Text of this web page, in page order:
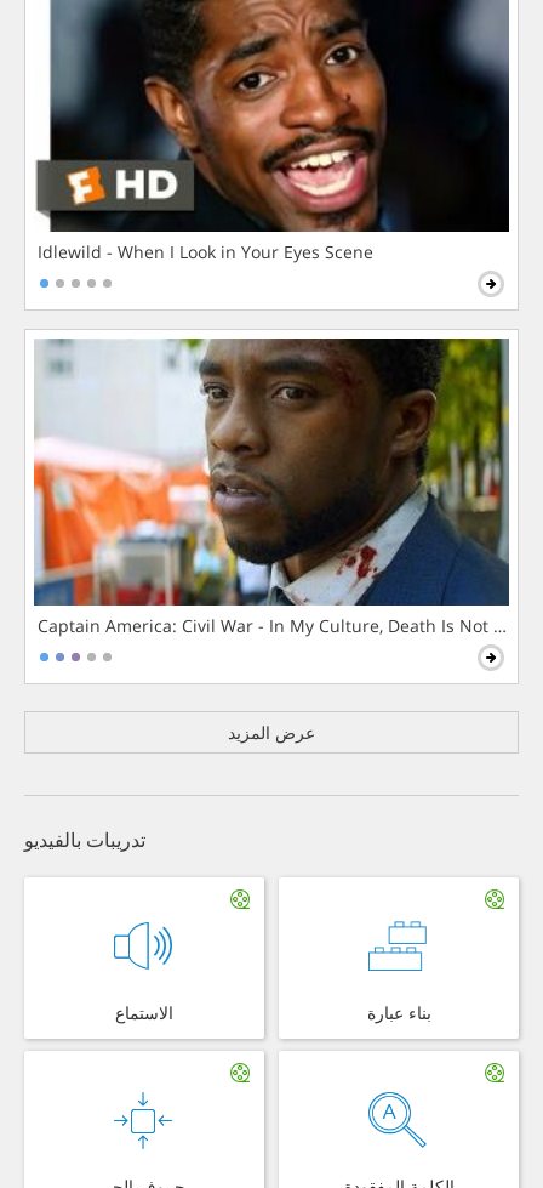
Idlewild - When I Look in Your Eyes Scene
Captain America: Civil War - In My Culture, Death Is Not The
عرض المزيد
تدريبات بالفيديو
الاستماع بناء عبارة